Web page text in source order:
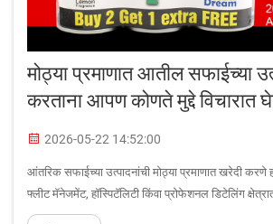
मोठ्या प्रमाणात आतील सफाईच्या
करताना आपण कोणते मुद्दे
2026-05-22 14:52:00
आंतरिक सफाईच्या उत्पादनांची मोठ्या प्रमाणात खरेदी करणे
फ्लीट मॅनेजमेंट, हॉस्पिटॅलिटी किंवा प्रोफेशनल डिटेलिंग
व्यवसायासाठी महत्त्वाचा निर्णय आहे. वैयक्तिक वापरासाठी